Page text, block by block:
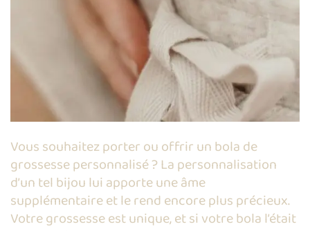
Vous souhaitez porter ou offrir un bola de
grossesse personnalisé ? La personnalisation
d’un tel bijou lui apporte une âme
supplémentaire et le rend encore plus précieux.
Votre grossesse est unique, et si votre bola l’était